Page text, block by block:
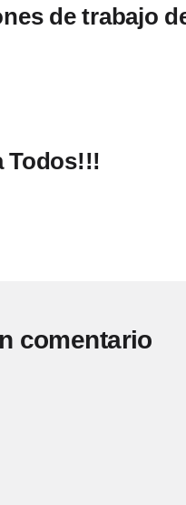
de trabajo
Todos!!!
comentario